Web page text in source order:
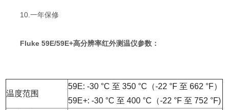
10.一年保修
Fluke 59E/59E+高分辨率红外测温仪参数：
温度范围
59E: -30 °C 至 350 °C（-22 °F 至 662 °F）
59E+: -30 °C 至 400 °C（-22 °F 至 752 °F)